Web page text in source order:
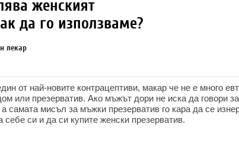
женският
да го използваме?
лекар
от най-новите контрацептиви, макар че не е много
или презерватив. Ако мъжът дори не иска да говори за
самата мисъл за мъжки презерватив го кара да се
себе си и да си купите женски презерватив.